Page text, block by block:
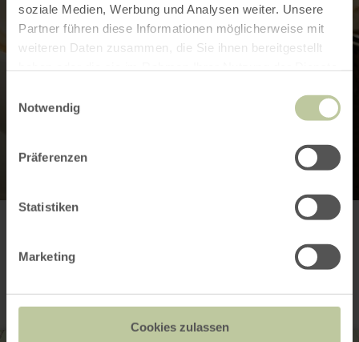
soziale Medien, Werbung und Analysen weiter. Unsere
Partner führen diese Informationen möglicherweise mit
weiteren Daten zusammen, die Sie ihnen bereitgestellt
Notwendig
Präferenzen
Statistiken
Marketing
Cookies zulassen
Kontakt